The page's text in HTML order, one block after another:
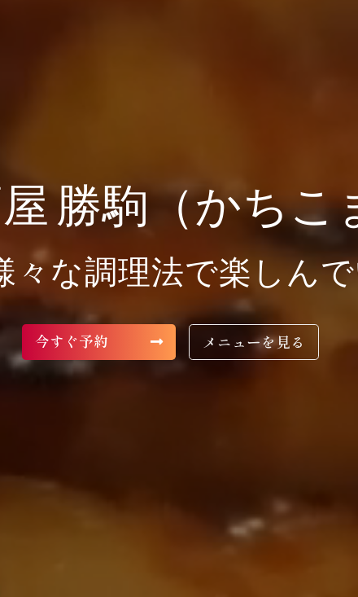
勝駒（かちこ
々な調理法で楽しん
今すぐ予約 メニューを見る